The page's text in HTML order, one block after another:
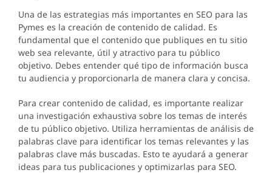
Una de las estrategias más importantes en SEO para las
Pymes es la creación de contenido de calidad. Es
fundamental que el contenido que publiques en tu sitio
web sea relevante, útil y atractivo para tu público
objetivo. Debes entender qué tipo de información busca
tu audiencia y proporcionarla de manera clara y concisa.
Para crear contenido de calidad, es importante realizar
una investigación exhaustiva sobre los temas de interés
de tu público objetivo. Utiliza herramientas de análisis de
palabras clave para identificar los temas relevantes y las
palabras clave más buscadas. Esto te ayudará a generar
ideas para tus publicaciones y optimizarlas para SEO.